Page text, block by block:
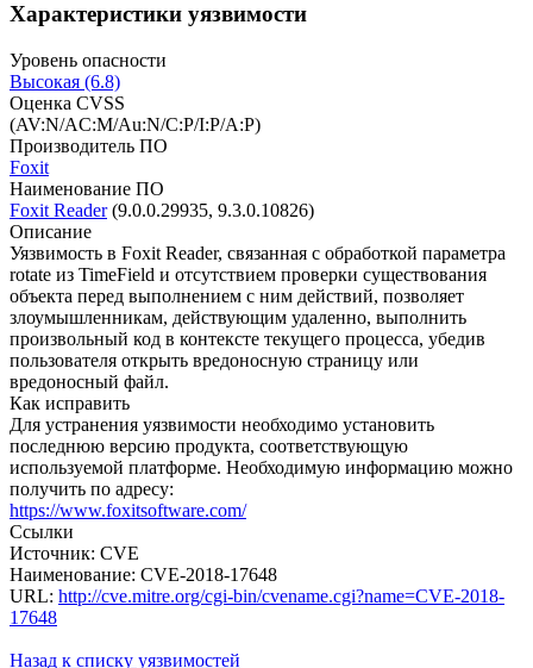
Характеристики уязвимости
Уровень опасности
Высокая (6.8)
Оценка CVSS
(AV:N/AC:M/Au:N/C:P/I:P/A:P)
Производитель ПО
Foxit
Наименование ПО
Foxit Reader(9.0.0.29935, 9.3.0.10826)
Описание
Уязвимость в Foxit Reader, связанная с обработкой параметра
rotate из TimeField и отсутствием проверки существования
объекта перед выполнением с ним действий, позволяет
злоумышленникам, действующим удаленно, выполнить
произвольный код в контексте текущего процесса, убедив
пользователя открыть вредоносную страницу или
вредоносный файл.
Как исправить
Для устранения уязвимости необходимо установить
последнюю версию продукта, соответствующую
используемой платформе. Необходимую информацию можно
получить по адресу:
https://www.foxitsoftware.com/
Ссылки
Источник: CVE
Наименование: CVE-2018-17648
URL: http://cve.mitre.org/cgi-bin/cvename.cgi?name=CVE-2018-
17648
Назад к списку уязвимостей